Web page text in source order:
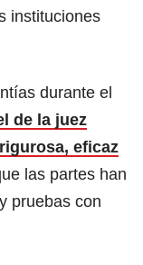
instituciones
durante el
de la juez
eficaz
las partes han
pruebas con